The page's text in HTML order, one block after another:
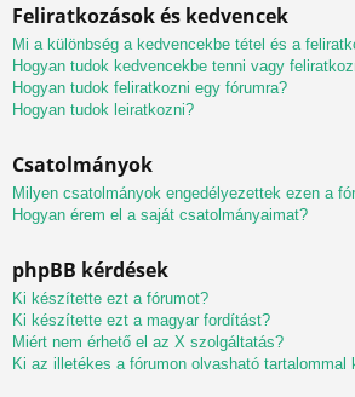
Feliratkozások és kedvencek
Mi a különbség a kedvencekbe tétel és a
Hogyan tudok kedvencekbe tenni vagy
Hogyan tudok feliratkozni egy fórumra?
Hogyan tudok leiratkozni?
Csatolmányok
Milyen csatolmányok engedélyezettek ezen a
Hogyan érem el a saját csatolmányaimat?
phpBB kérdések
Ki készítette ezt a fórumot?
Ki készítette ezt a magyar fordítást?
Miért nem érhető el az X szolgáltatás?
Ki az illetékes a fórumon olvasható tartalommal